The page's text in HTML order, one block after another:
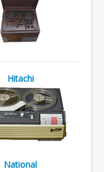
Hitachi
National